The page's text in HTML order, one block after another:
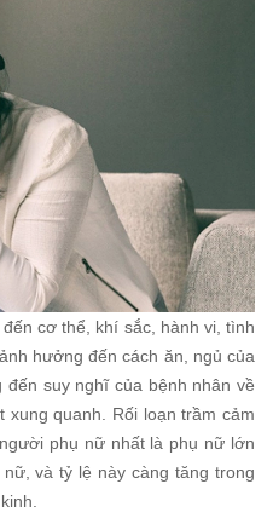
cơ thể, khí sắc, hành vi, tình
hưởng đến cách ăn, ngủ của
suy nghĩ của bệnh nhân về
xung quanh. Rối loạn trầm cảm
phụ nữ nhất là phụ nữ lớn
và tỷ lệ này càng tăng trong